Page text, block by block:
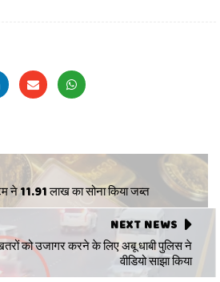
11.91 लाख का सोना किया जब्त
NEXT NEWS
को उजागर करने के लिए अबू धाबी पुलिस ने
वीडियो साझा किया